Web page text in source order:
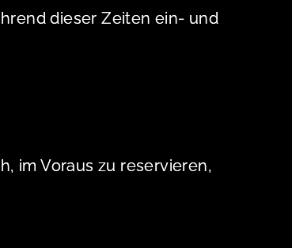
dieser Zeiten ein- und
im Voraus zu reservieren,